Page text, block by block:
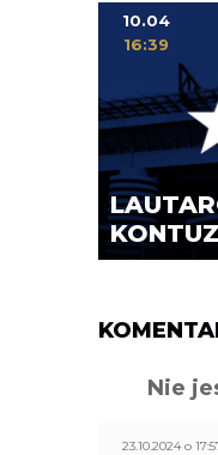
10.04
16:39
Nie
23.10.2024 o